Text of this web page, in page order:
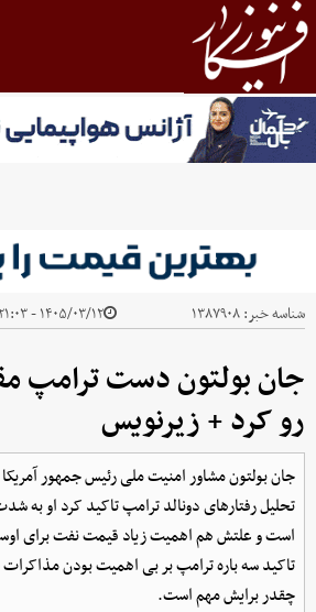
شناسه خبر:۱۳۸۷۹۰۸ ۱۴۰۵/۰۳/۱۲ - ۲۱:۰۳
جان بولتون دست ترامپ
رو کرد + زیرنویس
جان بولتون مشاور امنیت ملی رئیس جمهور
تحلیل رفتارهای دونالد ترامپ تاکید کرد او به
است و علتش هم اهمیت زیاد قیمت نفت برای
تاکید سه باره ترامپ بر بی اهمیت بودن
چقدر برایش مهم است.